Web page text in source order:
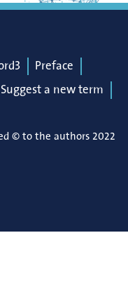
Preface
Suggest a new term
© to the authors 2022